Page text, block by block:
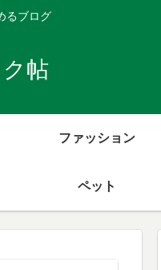
るブログ
帖
ファッション
ペット